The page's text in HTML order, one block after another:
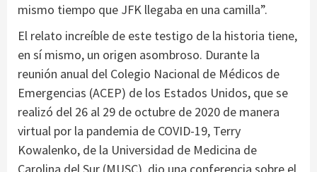
mismo tiempo que JFK llegaba en una camilla”.
El relato increíble de este testigo de la historia tiene,
en sí mismo, un origen asombroso. Durante la
reunión anual del Colegio Nacional de Médicos de
Emergencias (ACEP) de los Estados Unidos, que se
realizó del 26 al 29 de octubre de 2020 de manera
virtual por la pandemia de COVID-19, Terry
Kowalenko, de la Universidad de Medicina de
Carolina del Sur (MUSC), dio una conferencia sobre el